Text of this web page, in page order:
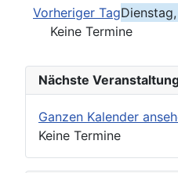
Vorheriger Tag
Keine Termine
Nächste
Ganzen Kalender
Keine Termine